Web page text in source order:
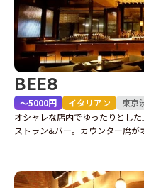
BEE8
〜5000円 イタリアン 東京
オシャレな店内でゆったりとし
ストラン&バー。カウンター席が